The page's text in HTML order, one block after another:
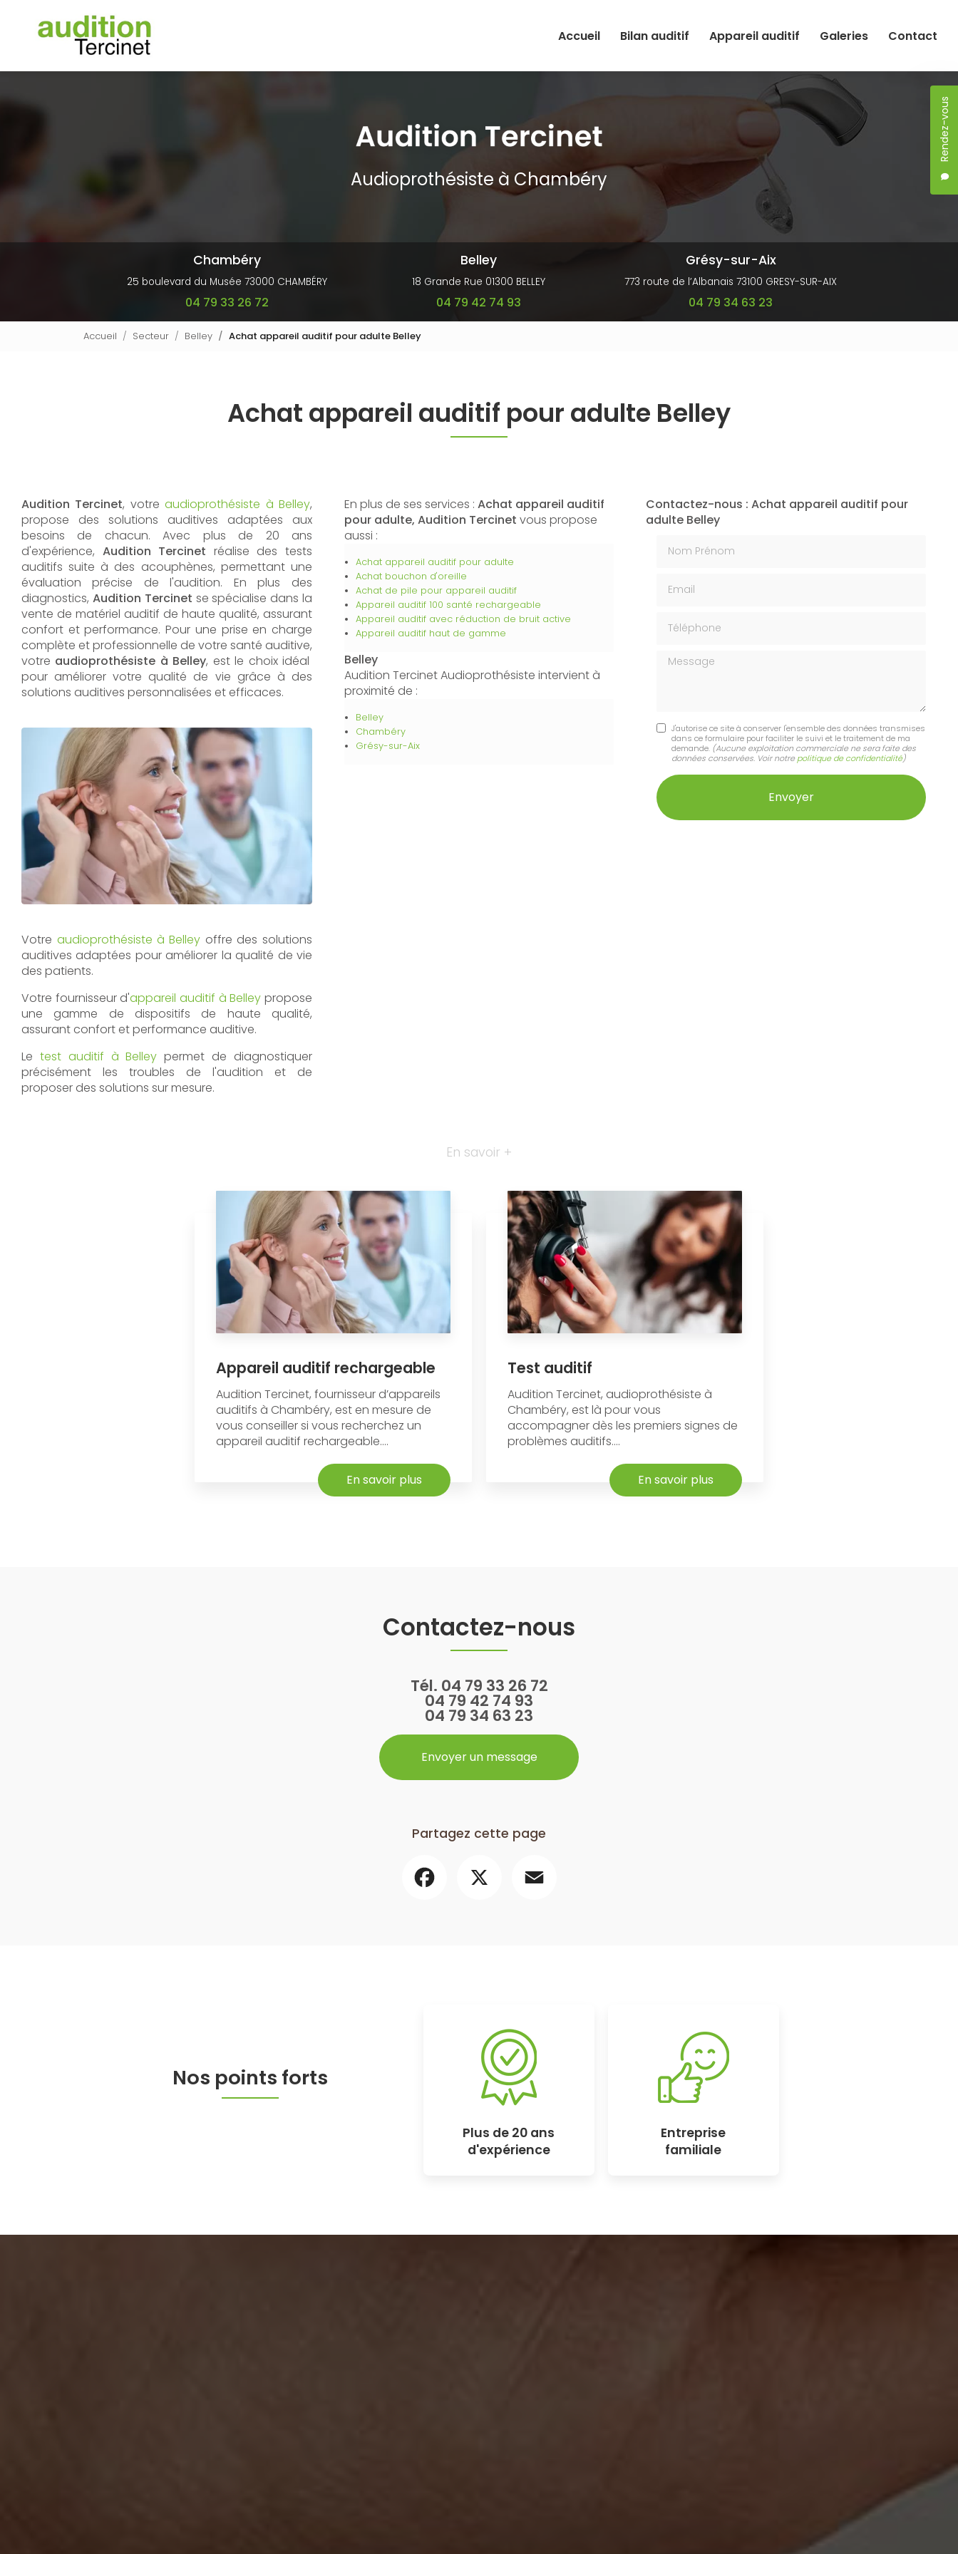
contenu
Rendez-vous
Accueil
Bilan auditif Appareil auditif Galeries Contact
Audioprothésiste à Chambéry
Chambéry
25 boulevard du Musée 73000 CHAMBÉRY
04 79 33 26 72
Belley
18 Grande Rue 01300 BELLEY
04 79 42 74 93
Grésy-sur-Aix
773 route de l’Albanais 73100 GRESY-SUR-AIX
04 79 34 63 23
Accueil Secteur Belley Achat appareil auditif pour adulte Belley
Achat appareil auditif pour adulte Belley
Audition Tercinet, votreaudioprothésiste à Belley,
propose des solutions auditives adaptées aux
besoins de chacun. Avec plus de 20 ans
d'expérience, Audition Tercinet réalise des tests
auditifs suite à des acouphènes, permettant une
évaluation précise de l'audition. En plus des
diagnostics, Audition Tercinet se spécialise dans la
vente de matériel auditif de haute qualité, assurant
confort et performance. Pour une prise en charge
complète et professionnelle de votre santé auditive,
votre audioprothésiste à Belley, est le choix idéal
pour améliorer votre qualité de vie grâce à des
solutions auditives personnalisées et efficaces.
Votre audioprothésiste à Belley offre des solutions
auditives adaptées pour améliorer la qualité de vie
des patients.
Votre fournisseur d'appareil auditif à Belley propose
une gamme de dispositifs de haute qualité,
assurant confort et performance auditive.
Le test auditif à Belley permet de diagnostiquer
précisément les troubles de l'audition et de
proposer des solutions sur mesure.
En plus de ses services : Achat appareil auditif
pour adulte, Audition Tercinet vous propose
aussi :
Achat appareil auditif pour adulte
Achat bouchon d'oreille
Achat de pile pour appareil auditif
Appareil auditif 100 santé rechargeable
Appareil auditif avec réduction de bruit active
Appareil auditif haut de gamme
Belley
Audition Tercinet Audioprothésiste intervient à
proximité de :
Belley
Chambéry
Grésy-sur-Aix
Contactez-nous : Achat appareil auditif pour
adulte Belley
Message
J'autorise ce site à conserver l'ensemble des données transmises
dans ce formulaire pour faciliter le suivi et le traitement de ma
demande. (Aucune exploitation commerciale ne sera faite des
données conservées. Voir notre politique de confidentialité)
En savoir +
Appareil auditif rechargeable
Audition Tercinet, fournisseur d’appareils
auditifs à Chambéry, est en mesure de
vous conseiller si vous recherchez un
appareil auditif rechargeable....
En savoir plus
Test auditif
Audition Tercinet, audioprothésiste à
Chambéry, est là pour vous
accompagner dès les premiers signes de
problèmes auditifs....
En savoir plus
Contactez-nous
Tél. 04 79 33 26 72
04 79 42 74 93
04 79 34 63 23
Envoyer un message
Partagez cette page
Nos points forts
Plus de 20 ans
d'expérience
Entreprise
familiale